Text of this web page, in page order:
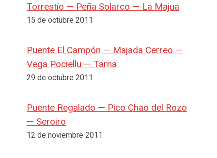
Torrestío — Peña Solarco — La Majua
15 de octubre 2011
Puente El Campón — Majada Cerreo —
Vega Pociellu — Tarna
29 de octubre 2011
Puente Regalado — Pico Chao del Rozo
— Seroiro
12 de noviembre 2011